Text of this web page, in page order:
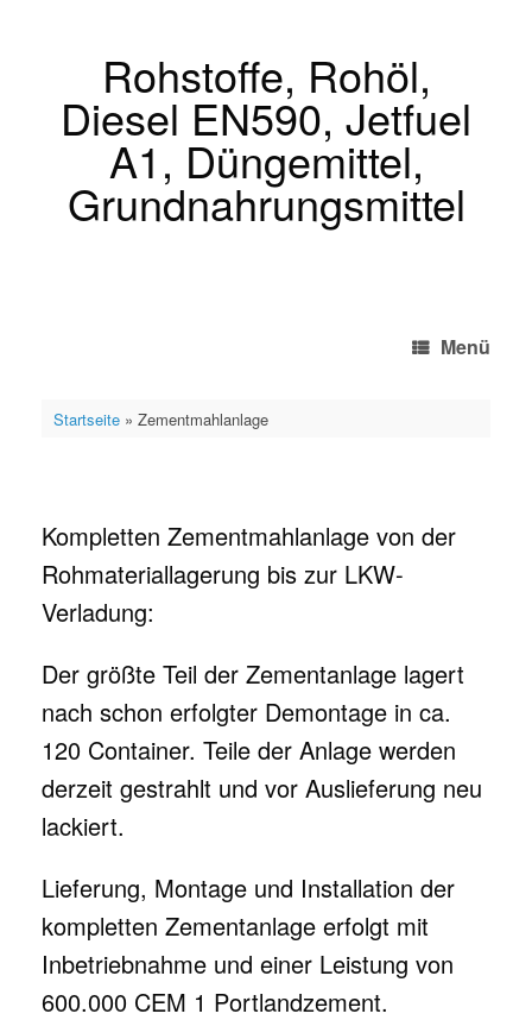
Rohstoffe, Rohöl,
Diesel EN590, Jetfuel
A1, Düngemittel,
Grundnahrungsmittel
Menü
Startseite» Zementmahlanlage
Kompletten Zementmahlanlage von der
Rohmateriallagerung bis zur LKW-
Verladung:
Der größte Teil der Zementanlage lagert
nach schon erfolgter Demontage in ca.
120 Container. Teile der Anlage werden
derzeit gestrahlt und vor Auslieferung neu
lackiert.
Lieferung, Montage und Installation der
kompletten Zementanlage erfolgt mit
Inbetriebnahme und einer Leistung von
600.000 CEM 1 Portlandzement.